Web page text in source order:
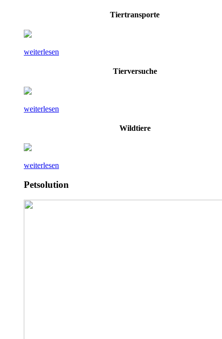
Tiertransporte
weiterlesen
Tierversuche
weiterlesen
Wildtiere
weiterlesen
Petsolution